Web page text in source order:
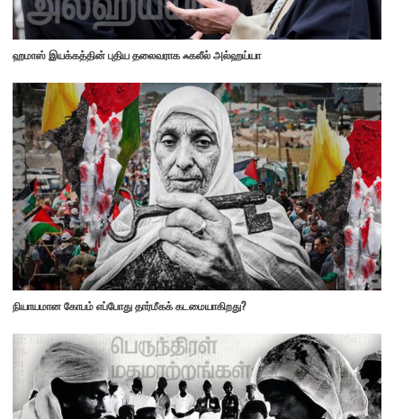
ஹமாஸ் இயக்கத்தின் புதிய தலைவராக ஃகலீல் அல்ஹய்யா
நியாயமான கோபம் எப்போது தார்மீகக் கடமையாகிறது?